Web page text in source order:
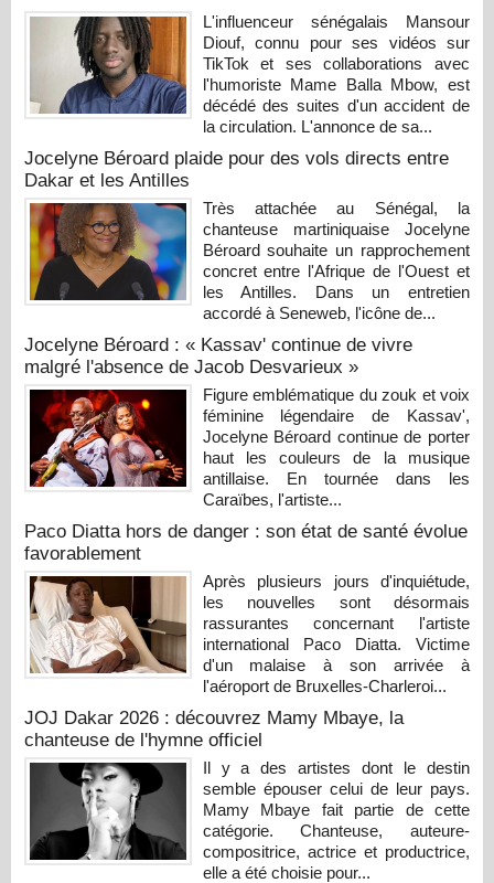
L'influenceur sénégalais Mansour
Diouf, connu pour ses vidéos sur
TikTok et ses collaborations avec
l'humoriste Mame Balla Mbow, est
décédé des suites d'un accident de
la circulation. L'annonce de sa...
Jocelyne Béroard plaide pour des vols directs entre
Dakar et les Antilles
Très attachée au Sénégal, la
chanteuse martiniquaise Jocelyne
Béroard souhaite un rapprochement
concret entre l'Afrique de l'Ouest et
les Antilles. Dans un entretien
accordé à Seneweb, l'icône de...
Jocelyne Béroard : « Kassav' continue de vivre
malgré l'absence de Jacob Desvarieux »
Figure emblématique du zouk et voix
féminine légendaire de Kassav',
Jocelyne Béroard continue de porter
haut les couleurs de la musique
antillaise. En tournée dans les
Caraïbes, l'artiste...
Paco Diatta hors de danger : son état de santé évolue
favorablement
Après plusieurs jours d'inquiétude,
les nouvelles sont désormais
rassurantes concernant l'artiste
international Paco Diatta. Victime
d'un malaise à son arrivée à
l'aéroport de Bruxelles-Charleroi...
JOJ Dakar 2026 : découvrez Mamy Mbaye, la
chanteuse de l'hymne officiel
Il y a des artistes dont le destin
semble épouser celui de leur pays.
Mamy Mbaye fait partie de cette
catégorie. Chanteuse, auteure-
compositrice, actrice et productrice,
elle a été choisie pour...